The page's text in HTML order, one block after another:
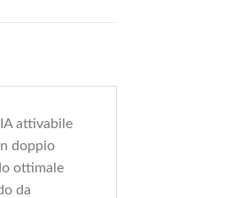
attivabile
doppio
ottimale
da